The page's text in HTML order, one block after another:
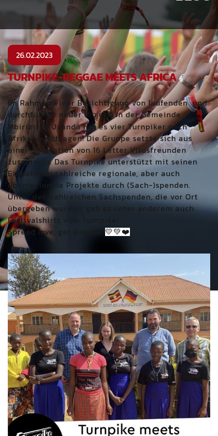
< ZURÜCK
26.02.2023
TURNPIKE-REGGAE MEETS AFRICA
Im Rahmen einer Besichtigung von laufenden und
durchführen neuerProjektein der Gemeinde
Mbirizii in Uganda hat es vier Turnpiker nach
Afrika verschlagen! Die Gruppe setzte sich aus
einer Delegation von 16 Letter Vitusfreunden
zusammen. Das Turnpike unterstützt mit seinen
Einnahmen zahlreiche regionale, aber auch
überregionale Projekte durch (Sach-)spenden.
Unter den zahlreichen Sachspenden, die vor Ort
übergeben wurden, gab es unter anderem auch
Festivalshirts vom Turnpike!
Spread love, get Reggae
💛💚❤️